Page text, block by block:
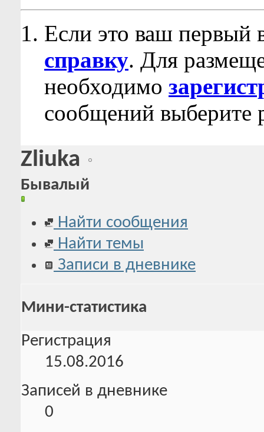
Если это ваш первый
справку. Для
необходимо
сообщений выберите
Zliuka
Бывалый
Найти сообщения
Найти темы
Записи в дневнике
Мини-статистика
Регистрация
15.08.2016
Записей в дневнике
0